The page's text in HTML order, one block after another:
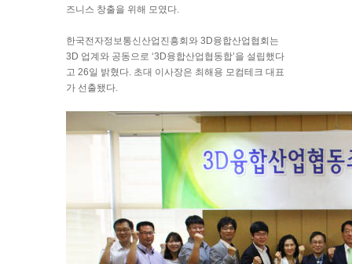
즈니스 창출을 위해 모였다.
한국전자정보통신산업진흥회와 3D융합산업협회는
3D 업계와 공동으로 ‘3D융합산업협동합’을 설립했다
고 26일 밝혔다. 초대 이사장은 최해용 모컴테크 대표
가 선출됐다.